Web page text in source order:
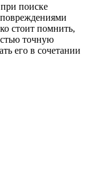
поиске
стоит помнить,
точную
его в сочетании